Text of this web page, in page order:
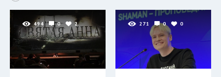
494 0 2 271 0 0